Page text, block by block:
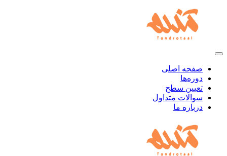
صفحه اصلی
دوره‌ها
تعیین سطح
سوالات متداول
درباره ما